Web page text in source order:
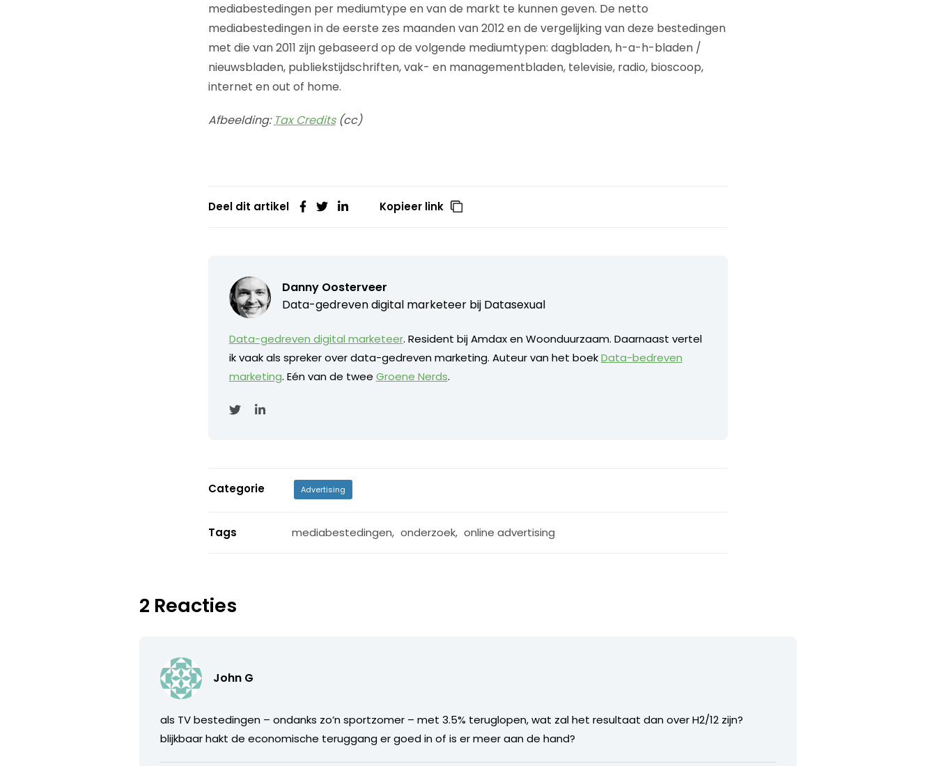
mediabestedingen per mediumtype en van de markt te kunnen geven. De netto
mediabestedingen in de eerste zes maanden van 2012 en de vergelijking van deze bestedingen
met die van 2011 zijn gebaseerd op de volgende mediumtypen: dagbladen, h-a-h-bladen /
nieuwsbladen, publiekstijdschriften, vak- en managementbladen, televisie, radio, bioscoop,
internet en out of home.
Afbeelding: Tax Credits(cc)
Deel dit artikel Kopieer link
Danny Oosterveer
Data-gedreven digital marketeer bij Datasexual
Data-gedreven digital marketeer. Resident bij Amdax en Woonduurzaam. Daarnaast vertel
ik vaak als spreker over data-gedreven marketing. Auteur van het boekData-bedreven
marketing. Eén van de twee Groene Nerds.
Categorie Advertising
Tags mediabestedingen, onderzoek, online advertising
2 Reacties
John G
als TV bestedingen – ondanks zo’n sportzomer – met 3.5% teruglopen, wat zal het resultaat dan over H2/12 zijn?
blijkbaar hakt de economische teruggang er goed in of is er meer aan de hand?